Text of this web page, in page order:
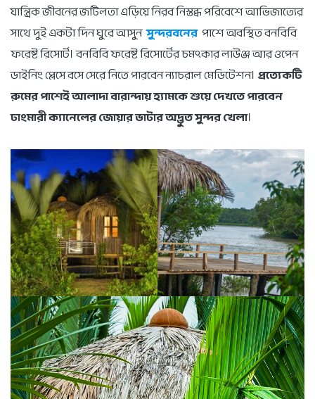
যান্ত্রিক জীবনের জটিলতা এড়িয়ে নিরব নিস্তব্ধ পরিবেশে আভিজাত্যের
সাথে দুই একটা দিন ঘুরে আসুনসুন্দরবনের পাশে অবস্থিত বনবিবি
ফরেষ্ট রিসোর্ট। বনবিবি ফরেষ্ট রিসোর্টের চমৎকার লাউঞ্জ আর ওপেন
ডাইনিং প্লেসে বসে সেরে নিতে পারবেন ন্যাচরাল মেডিটেশন। প্রত্যেকটি
রুমের পাশেই আলাদা বারান্দায় হ্যামকে শুয়ে দেখতে পারবেন
ঢাংমারী ক্যানেলের জোয়ার ভাটার অদ্ভুত সুন্দর খেলা।